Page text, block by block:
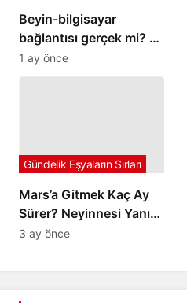
Beyin-bilgisayar
bağlantısı gerçek mi? –
Neyinnesi sorguluyor
1 ay önce
Mars’a Gitmek Kaç Ay
Sürer? Neyinnesi Yanıt
Arıyor
Gündelik Eşyaların Sırları
3 ay önce